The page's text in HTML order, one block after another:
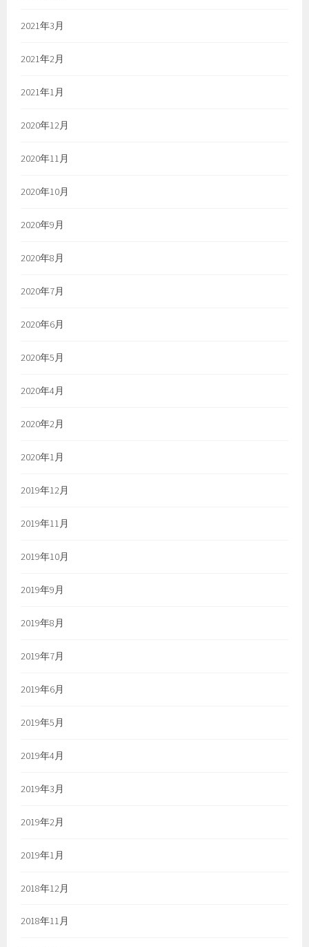
2021年3月
2021年2月
2021年1月
2020年12月
2020年11月
2020年10月
2020年9月
2020年8月
2020年7月
2020年6月
2020年5月
2020年4月
2020年2月
2020年1月
2019年12月
2019年11月
2019年10月
2019年9月
2019年8月
2019年7月
2019年6月
2019年5月
2019年4月
2019年3月
2019年2月
2019年1月
2018年12月
2018年11月